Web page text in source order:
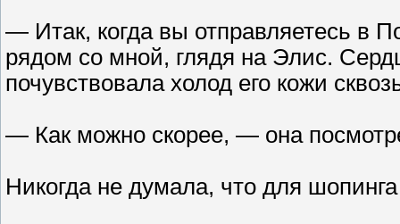
— Итак, когда вы отправляетесь в
рядом со мной, глядя на Элис.
почувствовала холод его кожи
— Как можно скорее, — она
Никогда не думала, что для